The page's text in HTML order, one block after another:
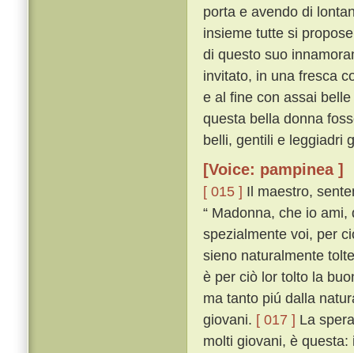
porta e avendo di
insieme tutte si
di questo suo
invitato, in una fresca
e al fine con assai
questa bella donna
belli, gentili e leggiadri
[Voice: pampinea ]
[ 015 ] Il maestro,
“ Madonna, che io
spezialmente voi, per
sieno naturalmente
è per ciò lor tolto la
ma tanto piú dalla
giovani. [ 017 ] La
molti giovani, è